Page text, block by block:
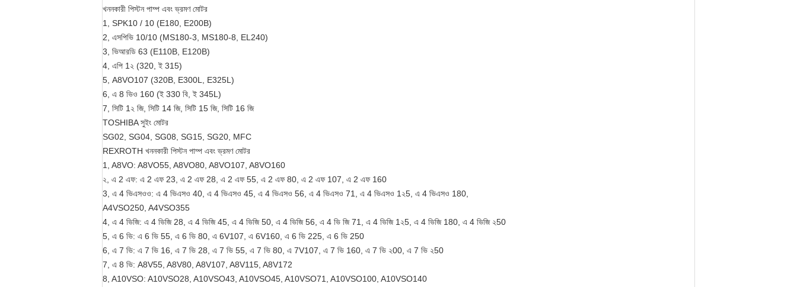
খননকারী পিস্টন পাম্প এবং ভ্রমণ মোটর
1, SPK10 / 10 (E180, E200B)
2, এসপিভি 10/10 (MS180-3, MS180-8, EL240)
3, ভিআরডি 63 (E110B, E120B)
4, এপি 1২ (320, ই 315)
5, A8VO107 (320B, E300L, E325L)
6, এ 8 ভিও 160 (ই 330 বি, ই 345L)
7, সিটি 1২ জি, সিটি 14 জি, সিটি 15 জি, সিটি 16 জি
TOSHIBA সুইং মোটর
SG02, SG04, SG08, SG15, SG20, MFC
REXROTH খননকারী পিস্টন পাম্প এবং ভ্রমণ মোটর
1, A8VO: A8VO55, A8VO80, A8VO107, A8VO160
২, এ 2 এফ: এ 2 এফ 23, এ 2 এফ 28, এ 2 এফ 55, এ 2 এফ 80, এ 2 এফ 107, এ 2 এফ 160
3, এ 4 ভিএসওও: এ 4 ভিএসও 40, এ 4 ভিএসও 45, এ 4 ভিএসও 56, এ 4 ভিএসও 71, এ 4 ভিএসও 1২5, এ 4 ভিএসও 180,
A4VSO250, A4VSO355
4, এ 4 ভিজি: এ 4 ভিজি 28, এ 4 ভিজি 45, এ 4 ভিজি 50, এ 4 ভিজি 56, এ 4 ভি জি 71, এ 4 ভিজি 1২5, এ 4 ভিজি 180, এ 4 ভিজি ২50
5, এ 6 ভি: এ 6 ভি 55, এ 6 ভি 80, এ 6V107, এ 6V160, এ 6 ভি 225, এ 6 ভি 250
6, এ 7 ভি: এ 7 ভি 16, এ 7 ভি 28, এ 7 ভি 55, এ 7 ভি 80, এ 7V107, এ 7 ভি 160, এ 7 ভি ২00, এ 7 ভি ২50
7, এ 8 ভি: A8V55, A8V80, A8V107, A8V115, A8V172
8, A10VSO: A10VSO28, A10VSO43, A10VSO45, A10VSO71, A10VSO100, A10VSO140